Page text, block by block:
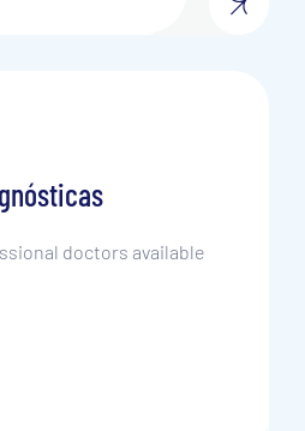
doctors available